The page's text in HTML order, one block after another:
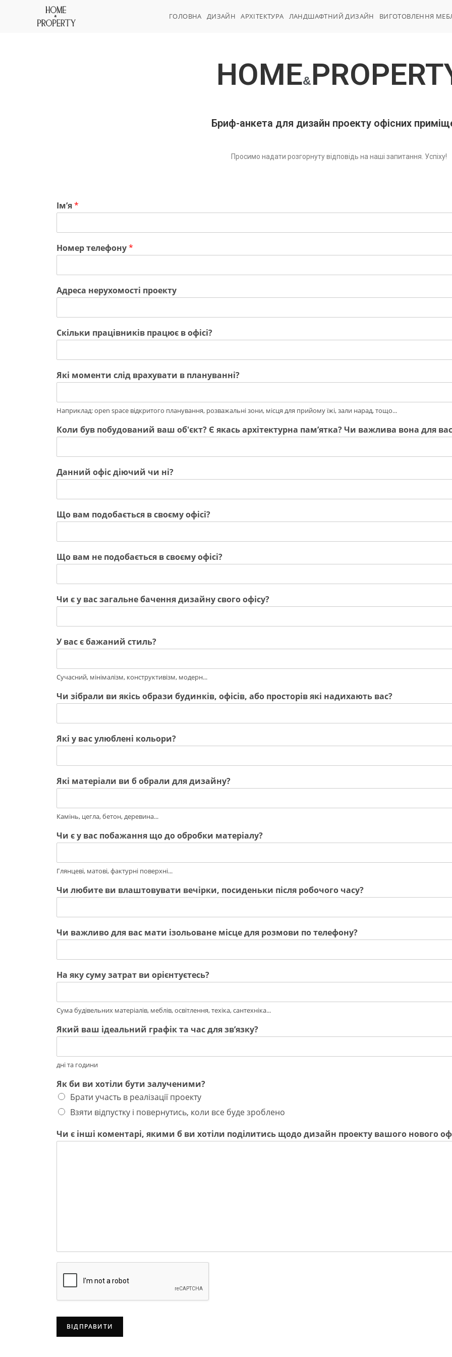
ГОЛОВНА ДИЗАЙН АРХІТЕКТУРА ЛАНДШАФТНИЙ ДИЗАЙН ВИГОТОВЛЕННЯ
HOME&
Бриф-анкета для дизайн проекту офісних
Просимо надати розгорнуту відповідь на наші запитання. Успіху!
Імʼя*
Номер телефону*
Адреса нерухомості проекту
Скільки працівників працює в офісі?
Які моменти слід врахувати в плануванні?
Наприклад: open space відкритого планування, розважальні зони, місця для прийому їжі, зали нарад, тощо...
Коли був побудований ваш об'єкт? Є якась архітектурна памʼятка? Чи важлива вона для
Данний офіс діючий чи ні?
Що вам подобається в своєму офісі?
Що вам не подобається в своєму офісі?
Чи є у вас загальне бачення дизайну свого офісу?
У вас є бажаний стиль?
Сучасний, мінімалізм, конструктивізм, модерн...
Чи зібрали ви якісь образи будинків, офісів, або просторів які надихають вас?
Які у вас улюблені кольори?
Які матеріали ви б обрали для дизайну?
Камінь, цегла, бетон, деревина...
Чи є у вас побажання що до обробки матеріалу?
Глянцеві, матові, фактурні поверхні...
Чи любите ви влаштовувати вечірки, посиденьки після робочого часу?
Чи важливо для вас мати ізольоване місце для розмови по телефону?
На яку суму затрат ви орієнтуєтесь?
Сума будівельних матеріалів, меблів, освітлення, техіка, сантехніка...
Який ваш ідеальний графік та час для звʼязку?
дні та години
Як би ви хотіли бути залученими?
Брати участь в реалізації проекту
Взяти відпустку і повернутись, коли все буде зроблено
Чи є інші коментарі, якими б ви хотіли поділитись щодо дизайн проекту вашого нового
ВІДПРАВИТИ